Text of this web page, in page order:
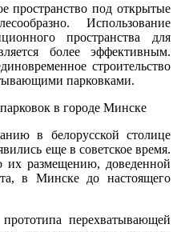
пространство под открытые
Использование
пространства для
более эффективным.
строительство
парковками.
в городе Минске
в белорусской столице
еще в совет­ское время.
размещению, доведенной
в Минске до настоящего
перехватывающей